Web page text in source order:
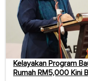
Kelayakan Program
Rumah RM5,000 Kini